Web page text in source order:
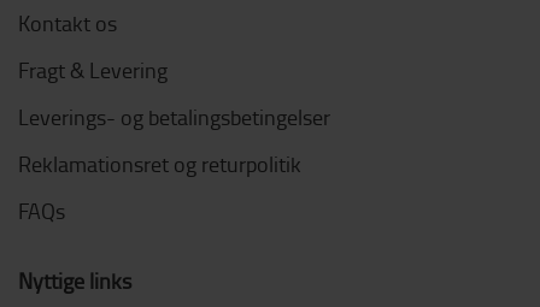
Kontakt os
Fragt & Levering
Leverings- og betalingsbetingelser
Reklamationsret og returpolitik
FAQs
Nyttige links